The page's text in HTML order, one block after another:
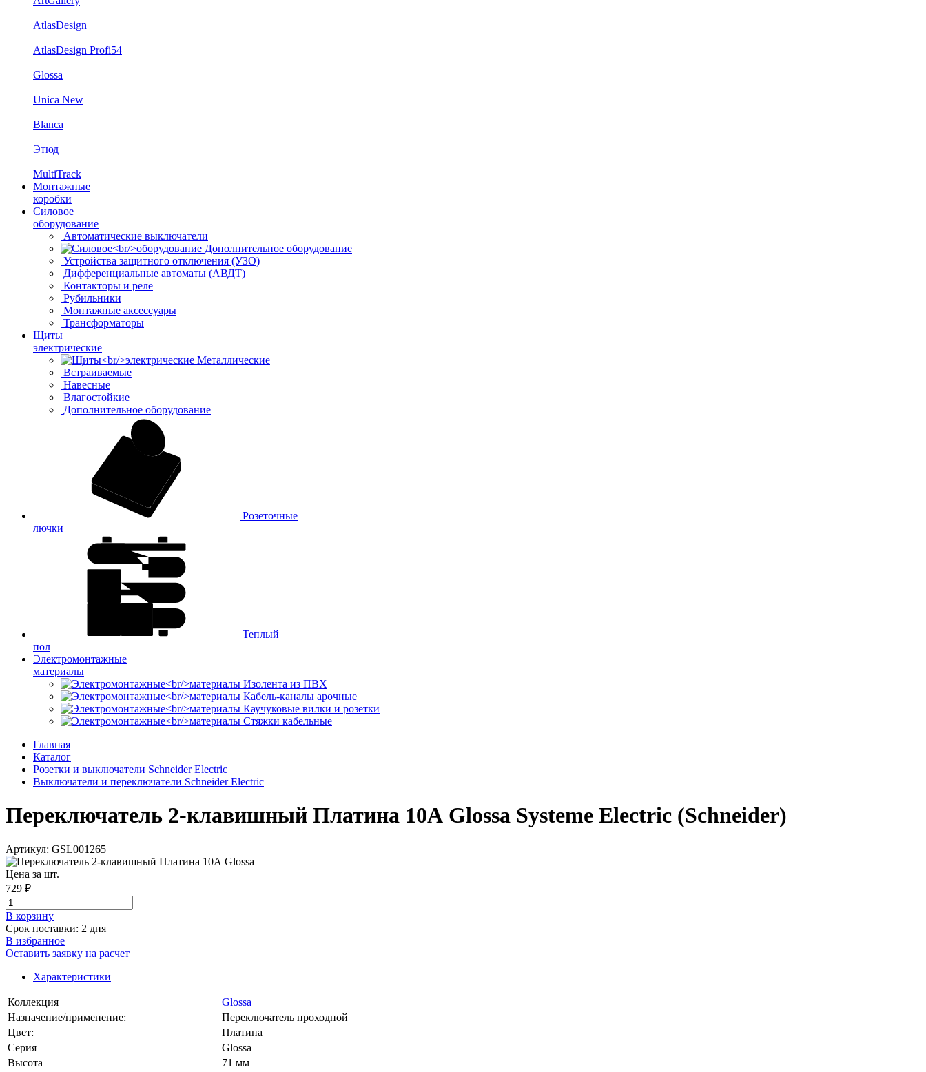
AtlasDesign
AtlasDesign Profi54
Glossa
Unica New
Blanca
Этюд
MultiTrack
Монтажные
коробки
Силовое
оборудование
Автоматические выключатели
Дополнительное оборудование
Устройства защитного отключения (УЗО)
Дифференциальные автоматы (АВДТ)
Контакторы и реле
Рубильники
Монтажные аксессуары
Трансформаторы
Щиты
электрические
Металлические
Встраиваемые
Навесные
Влагостойкие
Дополнительное оборудование
Розеточные
лючки
Теплый
пол
Электромонтажные
материалы
Изолента из ПВХ
Кабель-каналы арочные
Каучуковые вилки и розетки
Стяжки кабельные
Главная
Каталог
Розетки и выключатели Schneider Electric
Выключатели и переключатели Schneider Electric
Переключатель 2-клавишный Платина 10А Glossa Systeme Electric (Schneider)
Артикул: GSL001265
Цена за шт.
729 ₽
В корзинy
Срок поставки: 2 дня
В избранное
Оставить заявку на расчет
Характеристики
Коллекция
Glossa
Назначение/применение:
Переключатель проходной
Цвет:
Платина
Серия
Glossa
Высота
71 мм